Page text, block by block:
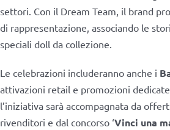
settori. Con il Dream Team, il brand
di rappresentazione, associando le
speciali doll da collezione.
Le celebrazioni includeranno anche i
attivazioni retail e promozioni
l’iniziativa sarà accompagnata da
rivenditori e dal concorso ‘Vinci una